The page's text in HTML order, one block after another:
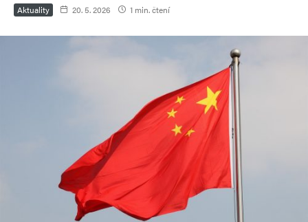
Aktuality 20. 5. 2026 1 min. čtení